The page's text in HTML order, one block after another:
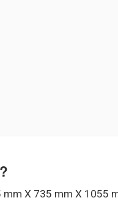
X 735 mm X 1055